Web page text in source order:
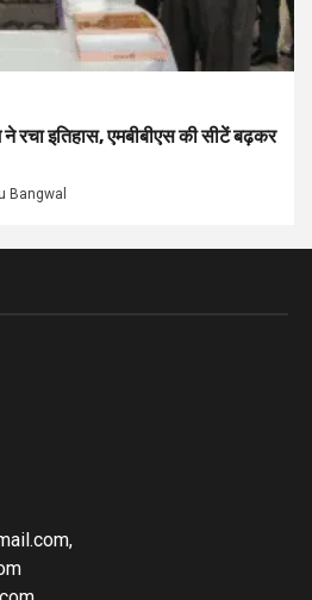
रचा इतिहास, एमबीबीएस की सीटें बढ़कर
Bangwal